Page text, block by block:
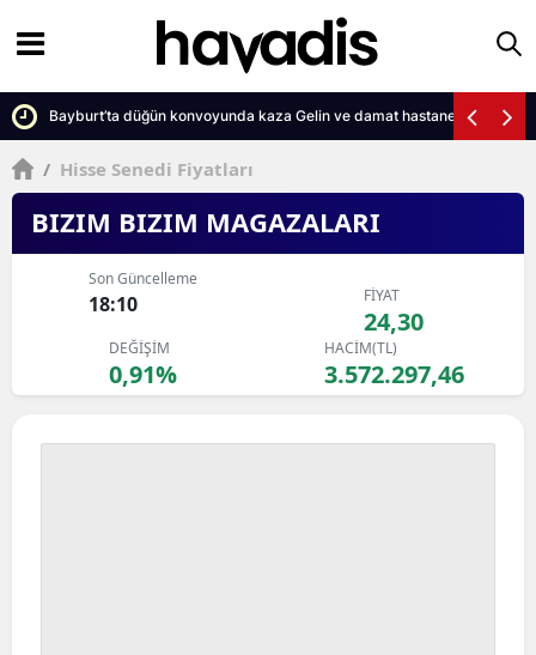
Bayburt’ta düğün konvoyunda kaza Gelin ve damat hastanelik oldu
/ Hisse Senedi Fiyatları
BIZIM BIZIM MAGAZALARI
Son Güncelleme
18:10 FİYAT
24,30
DEĞİŞİM
0,91%
HACİM(TL)
3.572.297,46